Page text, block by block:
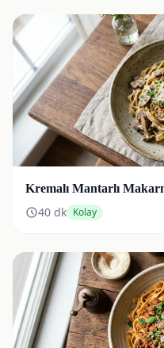
Kremalı Mantarlı
40 dk Kolay